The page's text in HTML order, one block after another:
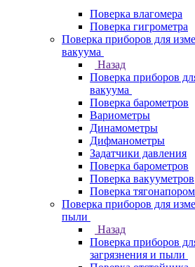
Поверка влагомера
Поверка гигрометра
Поверка приборов для
вакуума
Назад
Поверка приборов
вакуума
Поверка барометров
Вариометры
Динамометры
Дифманометры
Задатчики давления
Поверка барометров
Поверка вакууметров
Поверка
Поверка приборов для
пыли
Назад
Поверка приборов
загрязнения и пыли